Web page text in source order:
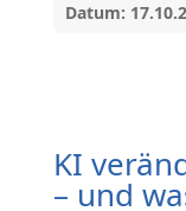
Datum:
KI
– und